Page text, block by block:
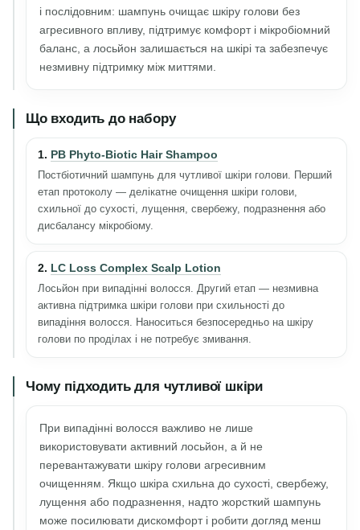
і послідовним: шампунь очищає шкіру голови без
агресивного впливу, підтримує комфорт і мікробіомний
баланс, а лосьйон залишається на шкірі та забезпечує
незмивну підтримку між миттями.
Що входить до набору
1. PB Phyto-Biotic Hair Shampoo
Постбіотичний шампунь для чутливої шкіри голови. Перший
етап протоколу — делікатне очищення шкіри голови,
схильної до сухості, лущення, свербежу, подразнення або
дисбалансу мікробіому.
2. LC Loss Complex Scalp Lotion
Лосьйон при випадінні волосся. Другий етап — незмивна
активна підтримка шкіри голови при схильності до
випадіння волосся. Наноситься безпосередньо на шкіру
голови по проділах і не потребує змивання.
Чому підходить для чутливої шкіри
При випадінні волосся важливо не лише
використовувати активний лосьйон, а й не
перевантажувати шкіру голови агресивним
очищенням. Якщо шкіра схильна до сухості, свербежу,
лущення або подразнення, надто жорсткий шампунь
може посилювати дискомфорт і робити догляд менш